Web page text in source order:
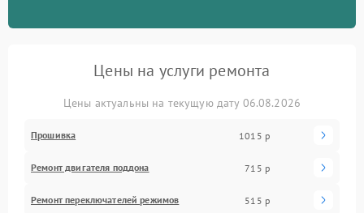
Цены на услуги ремонта
Цены актуальны на текущую дату 06.08.2026
Прошивка 1015 р
Ремонт двигателя поддона 715 р
Ремонт переключателей режимов 515 р